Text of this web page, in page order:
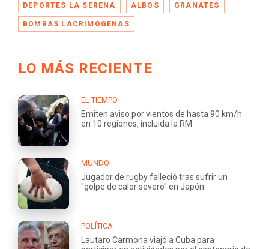
DEPORTES LA SERENA ALBOS GRANATES
BOMBAS LACRIMÓGENAS
LO MÁS RECIENTE
EL TIEMPO
Emiten aviso por vientos de hasta 90 km/h
en 10 regiones, incluida la RM
MUNDO
Jugador de rugby falleció tras sufrir un
"golpe de calor severo" en Japón
POLÍTICA
Lautaro Carmona viajó a Cuba para